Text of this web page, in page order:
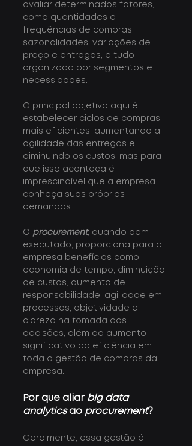
avaliar determinados fatores,
como quantidades e
frequências de compras,
sazonalidades, variações de
preço e entregas, e tudo
organizado por segmentos e
necessidades.
O principal objetivo aqui é
estabelecer ciclos de compras
mais eficientes, aumentando a
agilidade das entregas e
diminuindo os custos, mas para
que isso aconteça é
imprescindível que a empresa
conheça suas próprias
demandas.
O procurement, quando bem
executado, proporciona para a
empresa benefícios como
economia de tempo, diminuição
de custos, aumento de
responsabilidade, agilidade em
processos, objetividade e
clareza na tomada das
decisões, além do aumento
significativo da eficiência em
toda a gestão de compras da
empresa.
Por que aliar big data
analytics ao procurement?
Geralmente, essa gestão é